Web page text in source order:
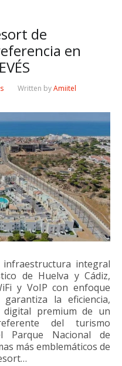
de
en
Written byAmiitel
integral
de Huelva y Cádiz,
y VoIP con enfoque
la eficiencia,
digital premium de un
del turismo
Parque Nacional de
más emblemáticos de